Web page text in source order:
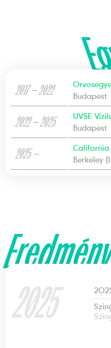
2017 — 2022
Budapest
2022 — 2025
UVSE
Budapest
2025 —
California
Berkeley
2025